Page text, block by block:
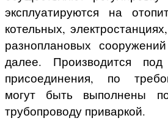
эксплуатируются на
котельных,
разноплановых
далее. Производится
присоединения, по
могут быть выполнены
трубопроводу приваркой.